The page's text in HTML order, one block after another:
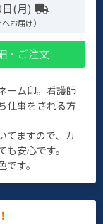
(月)
お届け）
・ご注文
ーム印。看護師
仕事をされる方
てますので、カ
安心です。
す。